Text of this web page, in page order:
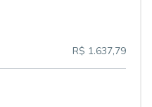
R$ 1.637,79